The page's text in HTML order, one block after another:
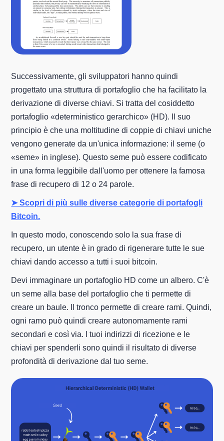
Successivamente, gli sviluppatori hanno quindi
progettato una struttura di portafoglio che ha facilitato la
derivazione di diverse chiavi. Si tratta del cosiddetto
portafoglio «deterministico gerarchico» (HD). Il suo
principio è che una moltitudine di coppie di chiavi uniche
vengono generate da un'unica informazione: il seme (o
«seme» in inglese). Questo seme può essere codificato
in una forma leggibile dall'uomo per ottenere la famosa
frase di recupero di 12 o 24 parole.
➤ Scopri di più sulle diverse categorie di portafogli
Bitcoin.
In questo modo, conoscendo solo la sua frase di
recupero, un utente è in grado di rigenerare tutte le sue
chiavi dando accesso a tutti i suoi bitcoin.
Devi immaginare un portafoglio HD come un albero. C'è
un seme alla base del portafoglio che ti permette di
creare un baule. Il tronco permette di creare rami. Quindi,
ogni ramo può quindi creare autonomamente rami
secondari e così via. I tuoi indirizzi di ricezione e le
chiavi per spenderli sono quindi il risultato di diverse
profondità di derivazione dal tuo seme.